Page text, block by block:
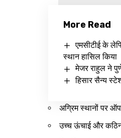
More Read
एमसीटीई के
स्थान हासिल किया
मेजर राहुल ने
हिसार सैन्य
अग्रिम स्थानों पर
उच्च ऊंचाई और